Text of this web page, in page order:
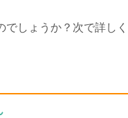
しょうか？次で詳しく